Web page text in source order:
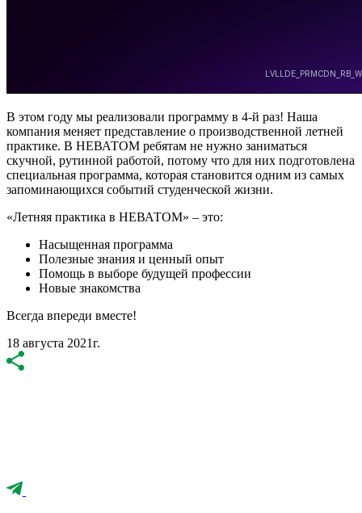
В этом году мы реализовали программу в 4-й раз! Наша
компания меняет представление о производственной летней
практике. В НЕВАТОМ ребятам не нужно заниматься
скучной, рутинной работой, потому что для них подготовлена
специальная программа, которая становится одним из самых
запоминающихся событий студенческой жизни.
«Летняя практика в НЕВАТОМ» – это:
Насыщенная программа
Полезные знания и ценный опыт
Помощь в выборе будущей профессии
Новые знакомства
Всегда впереди вместе!
18 августа 2021г.